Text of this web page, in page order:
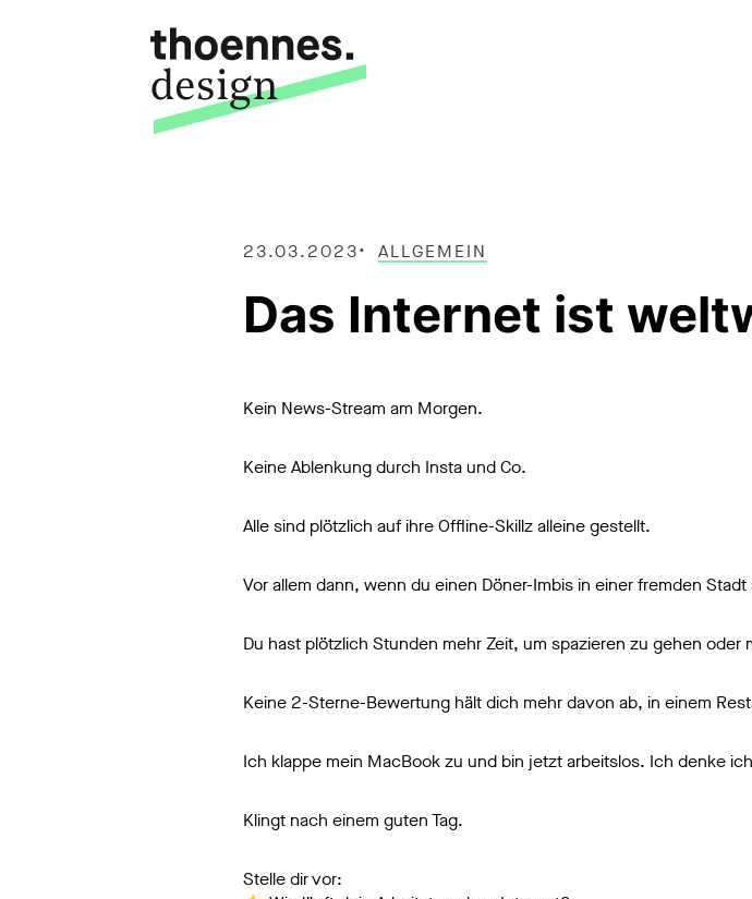
23.03.2023 ALLGEMEIN
Das Internet ist
Kein News-Stream am Morgen.
Keine Ablenkung durch Insta und Co.
Alle sind plötzlich auf ihre Offline-Skillz alleine gestellt.
Vor allem dann, wenn du einen Döner-Imbis in einer fremden
Du hast plötzlich Stunden mehr Zeit, um spazieren zu gehen oder
Keine 2-Sterne-Bewertung hält dich mehr davon ab, in einem
Ich klappe mein MacBook zu und bin jetzt arbeitslos. Ich denke
Klingt nach einem guten Tag.
Stelle dir vor: